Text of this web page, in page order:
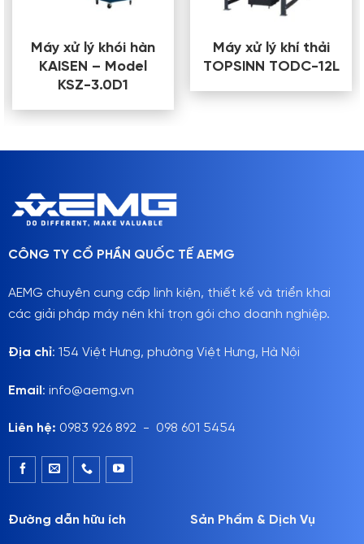
Máy xử lý khói hàn
KAISEN – Model
KSZ-3.0D1
Máy xử lý khí thải
TOPSINN TODC-12L
CÔNG TY CỔ PHẦN QUỐC TẾ AEMG
AEMG chuyên cung cấp linh kiện, thiết kế và triển khai
các giải pháp máy nén khí trọn gói cho doanh nghiệp.
Địa chỉ: 154 Việt Hưng, phường Việt Hưng, Hà Nội
Email : info@aemg.vn
Liên hệ: 0983 926 892 - 098 601 5454
Đường dẫn hữu ích Sản Phẩm & Dịch Vụ